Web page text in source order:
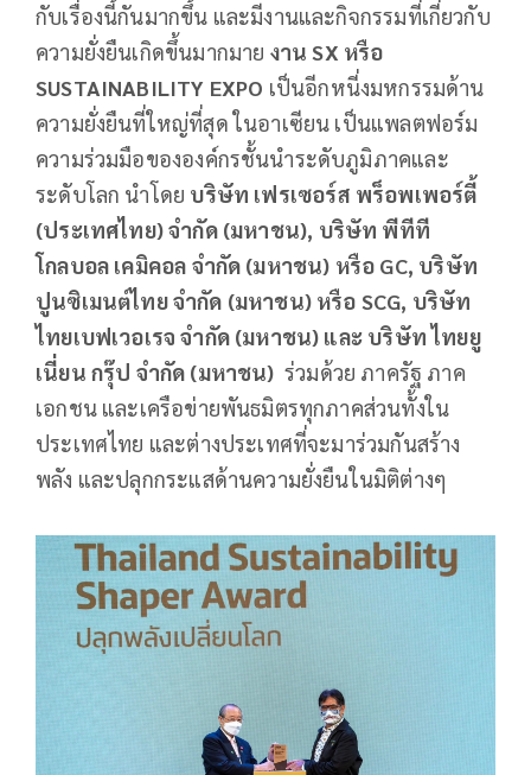
กับเรื่องนี้กันมากขึ้น และมีงานและกิจกรรมที่เกี่ยวกับ
ความยั่งยืนเกิดขึ้นมากมาย งานSX หรือ
SUSTAINABILITY EXPO เป็นอีกหนี่งมหกรรมด้าน
ความยั่งยืนที่ใหญ่ที่สุด ในอาเซียน เป็นแพลตฟอร์ม
ความร่วมมือขององค์กรชั้นนำระดับภูมิภาคและ
ระดับโลก นำโดย บริษัท เฟรเซอร์ส พร็อพเพอร์ตี้
(ประเทศไทย) จำกัด (มหาชน), บริษัท พีทีที
โกลบอล เคมิคอล จำกัด (มหาชน) หรือ GC, บริษัท
ปูนซิเมนต์ไทย จำกัด (มหาชน) หรือ SCG, บริษัท
ไทยเบฟเวอเรจ จำกัด (มหาชน) และ บริษัท ไทยยู
เนี่ยน กรุ๊ป จำกัด (มหาชน) ร่วมด้วย ภาครัฐ ภาค
เอกชน และเครือข่ายพันธมิตรทุกภาคส่วนทั้งใน
ประเทศไทย และต่างประเทศที่จะมาร่วมกันสร้าง
พลัง และปลุกกระแสด้านความยั่งยืนในมิติต่างๆ